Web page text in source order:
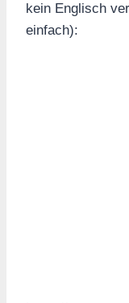
kein Englisch
einfach):